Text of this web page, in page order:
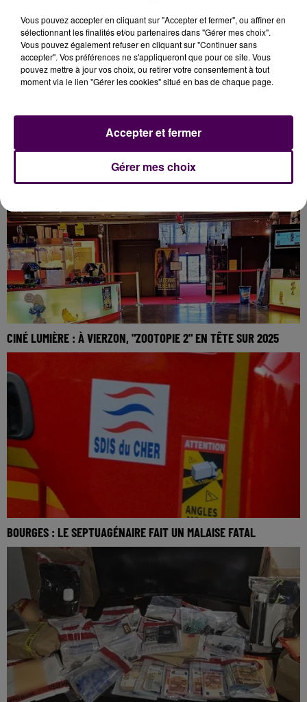
NEIGE ET VERGLAS : PRUDENCE SUR LA ROUTE ENTRE CES 1ER
CINÉ LUMIÈRE : À VIERZON, "ZOOTOPIE 2" EN TÊTE SUR 2025
BOURGES : LE SEPTUAGÉNAIRE FAIT UN MALAISE FATAL
Vous pouvez accepter en cliquant sur "Accepter et fermer", ou affiner en
sélectionnant les finalités et/ou partenaires dans "Gérer mes choix".
Vous pouvez également refuser en cliquant sur "Continuer sans
accepter". Vos préférences ne s'appliqueront que pour ce site. Vous
pouvez mettre à jour vos choix, ou retirer votre consentement à tout
moment via le lien "Gérer les cookies" situé en bas de chaque page.
Gérer mes choix
Accepter et fermer